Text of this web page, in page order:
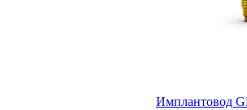
Имплантовод